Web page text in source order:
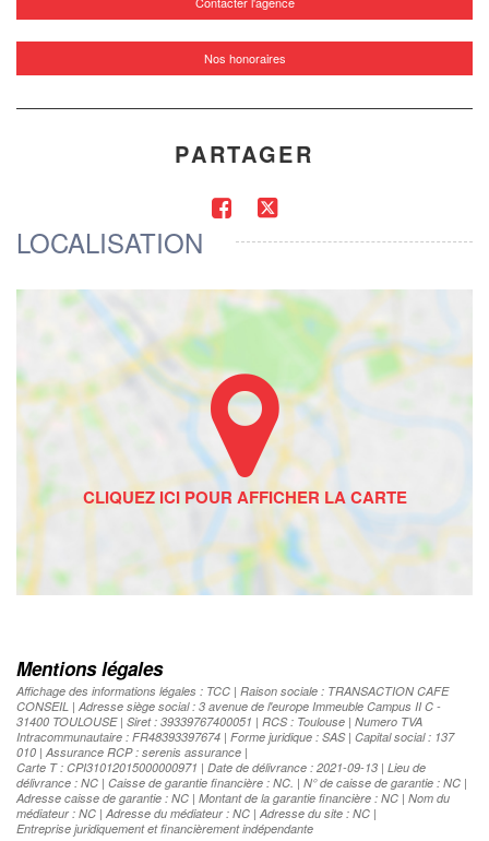
Nos honoraires
PARTAGER
LOCALISATION
Mentions légales
Affichage des informations légales : TCC | Raison sociale : TRANSACTION CAFE
CONSEIL | Adresse siège social : 3 avenue de l'europe Immeuble Campus II C -
31400 TOULOUSE | Siret : 39339767400051 | RCS : Toulouse | Numero TVA
Intracommunautaire : FR48393397674 | Forme juridique : SAS | Capital social : 137
010 | Assurance RCP : serenis assurance |
Carte T : CPI31012015000000971 | Date de délivrance : 2021-09-13 | Lieu de
délivrance : NC | Caisse de garantie financière : NC. | N° de caisse de garantie : NC |
Adresse caisse de garantie : NC | Montant de la garantie financière : NC | Nom du
médiateur : NC | Adresse du médiateur : NC | Adresse du site : NC |
Entreprise juridiquement et financièrement indépendante